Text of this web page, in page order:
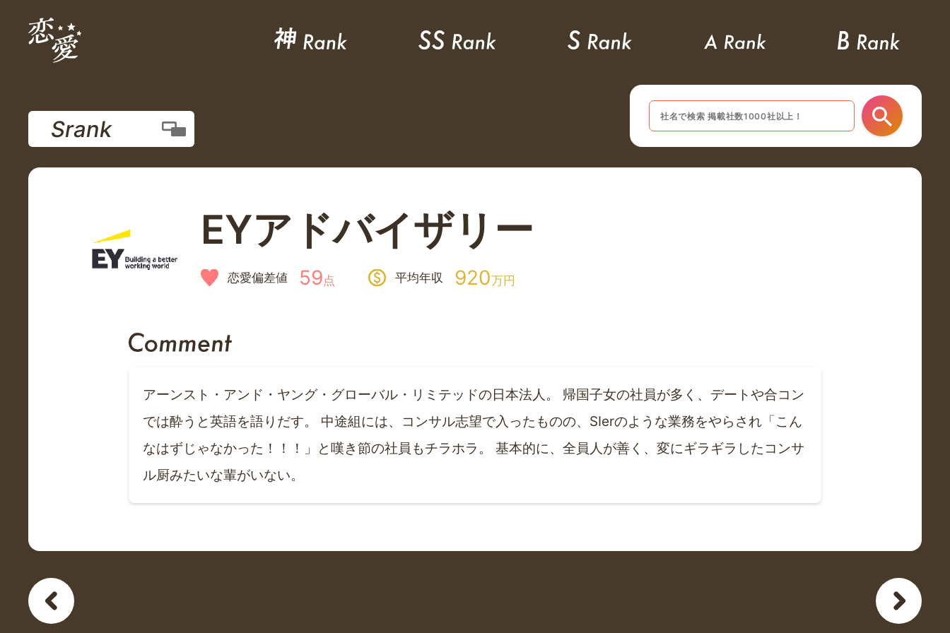
EYアドバイザリー
恋愛偏差値 59点 平均年収 920万円
Srank
アーンスト・アンド・ヤング・グローバル・リミテッドの日本法人。 帰国子女の社員が多く、デートや合コン
では酔うと英語を語りだす。 中途組には、コンサル志望で入ったものの、SIerのような業務をやらされ「こん
なはずじゃなかった！！！」と嘆き節の社員もチラホラ。 基本的に、全員人が善く、変にギラギラしたコンサ
ル厨みたいな輩がいない。